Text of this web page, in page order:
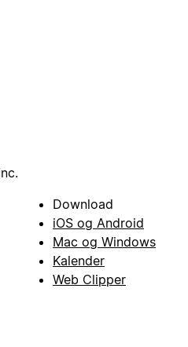
Download
iOS og Android
Mac og Windows
Kalender
Web Clipper